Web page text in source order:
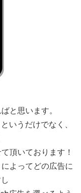
と思います。
いうだけでなく、
頂いております！
よってどの広告に